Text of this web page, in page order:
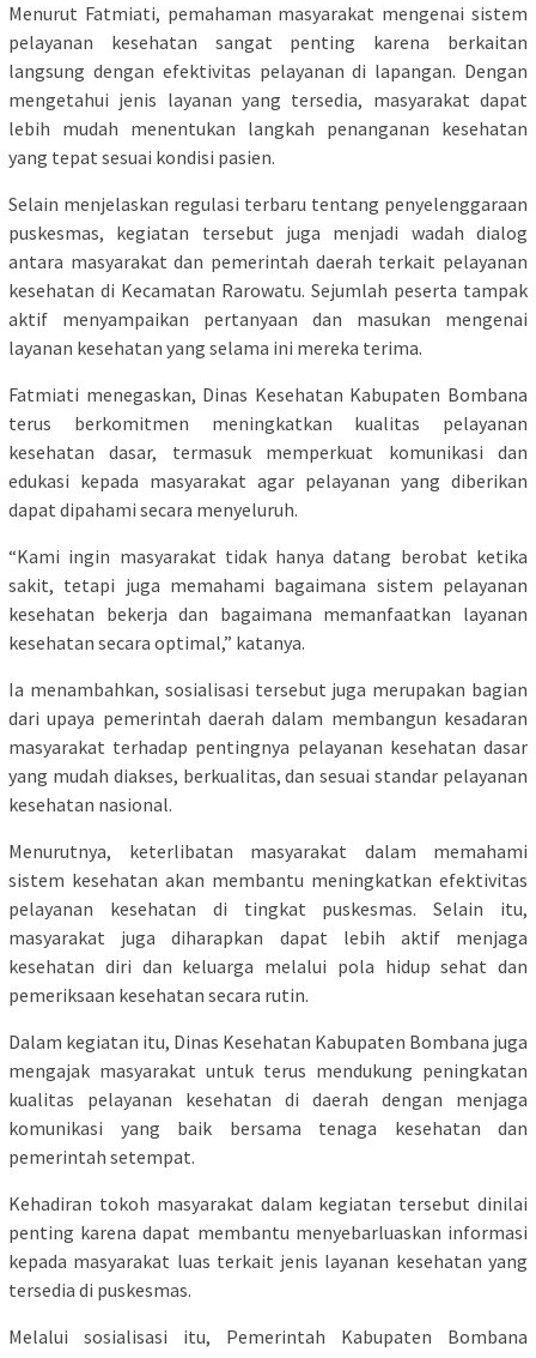
Menurut Fatmiati, pemahaman masyarakat mengenai sistem
pelayanan kesehatan sangat penting karena berkaitan
langsung dengan efektivitas pelayanan di lapangan. Dengan
mengetahui jenis layanan yang tersedia, masyarakat dapat
lebih mudah menentukan langkah penanganan kesehatan
yang tepat sesuai kondisi pasien.
Selain menjelaskan regulasi terbaru tentang penyelenggaraan
puskesmas, kegiatan tersebut juga menjadi wadah dialog
antara masyarakat dan pemerintah daerah terkait pelayanan
kesehatan di Kecamatan Rarowatu. Sejumlah peserta tampak
aktif menyampaikan pertanyaan dan masukan mengenai
layanan kesehatan yang selama ini mereka terima.
Fatmiati menegaskan, Dinas Kesehatan Kabupaten Bombana
terus berkomitmen meningkatkan kualitas pelayanan
kesehatan dasar, termasuk memperkuat komunikasi dan
edukasi kepada masyarakat agar pelayanan yang diberikan
dapat dipahami secara menyeluruh.
“Kami ingin masyarakat tidak hanya datang berobat ketika
sakit, tetapi juga memahami bagaimana sistem pelayanan
kesehatan bekerja dan bagaimana memanfaatkan layanan
kesehatan secara optimal,” katanya.
Ia menambahkan, sosialisasi tersebut juga merupakan bagian
dari upaya pemerintah daerah dalam membangun kesadaran
masyarakat terhadap pentingnya pelayanan kesehatan dasar
yang mudah diakses, berkualitas, dan sesuai standar pelayanan
kesehatan nasional.
Menurutnya, keterlibatan masyarakat dalam memahami
sistem kesehatan akan membantu meningkatkan efektivitas
pelayanan kesehatan di tingkat puskesmas. Selain itu,
masyarakat juga diharapkan dapat lebih aktif menjaga
kesehatan diri dan keluarga melalui pola hidup sehat dan
pemeriksaan kesehatan secara rutin.
Dalam kegiatan itu, Dinas Kesehatan Kabupaten Bombana juga
mengajak masyarakat untuk terus mendukung peningkatan
kualitas pelayanan kesehatan di daerah dengan menjaga
komunikasi yang baik bersama tenaga kesehatan dan
pemerintah setempat.
Kehadiran tokoh masyarakat dalam kegiatan tersebut dinilai
penting karena dapat membantu menyebarluaskan informasi
kepada masyarakat luas terkait jenis layanan kesehatan yang
tersedia di puskesmas.
Melalui sosialisasi itu, Pemerintah Kabupaten Bombana